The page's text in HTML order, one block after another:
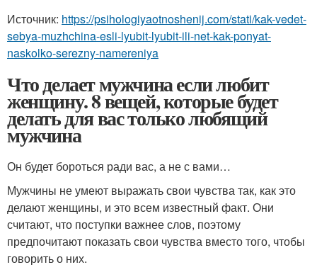
Источник: https://psihologiyaotnoshenij.com/stati/kak-vedet-
sebya-muzhchina-esli-lyubit-lyubit-ili-net-kak-ponyat-
naskolko-serezny-namereniya
Что делает мужчина если любит
женщину. 8 вещей, которые будет
делать для вас только любящий
мужчина
Он будет бороться ради вас, а не с вами…
Мужчины не умеют выражать свои чувства так, как это
делают женщины, и это всем известный факт. Они
считают, что поступки важнее слов, поэтому
предпочитают показать свои чувства вместо того, чтобы
говорить о них.